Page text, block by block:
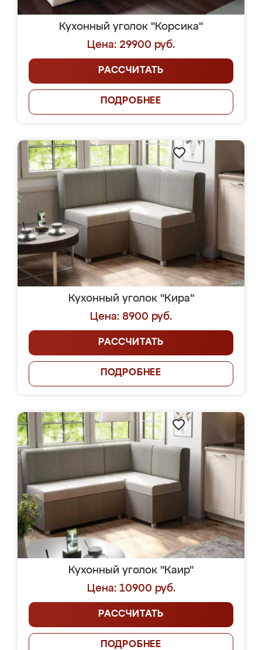
Кухонный уголок "Корсика"
Цена: 29900 руб.
РАССЧИТАТЬ
ПОДРОБНЕЕ
Кухонный уголок "Кира"
Цена: 8900 руб.
РАССЧИТАТЬ
ПОДРОБНЕЕ
Кухонный уголок "Каир"
Цена: 10900 руб.
РАССЧИТАТЬ
ПОДРОБНЕЕ